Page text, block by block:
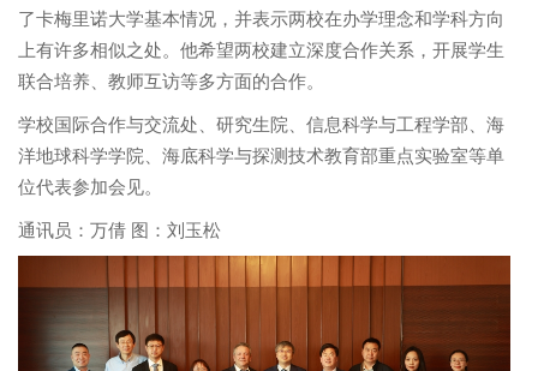
了卡梅里诺大学基本情况，并表示两校在办学理念和学科方向
上有许多相似之处。他希望两校建立深度合作关系，开展学生
联合培养、教师互访等多方面的合作。
学校国际合作与交流处、研究生院、信息科学与工程学部、海
洋地球科学学院、海底科学与探测技术教育部重点实验室等单
位代表参加会见。
通讯员：万倩 图：刘玉松